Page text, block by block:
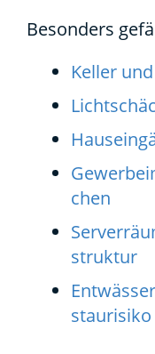
Beson­ders
Kel­ler
chen
struk­tur
stau­ri­si­ko